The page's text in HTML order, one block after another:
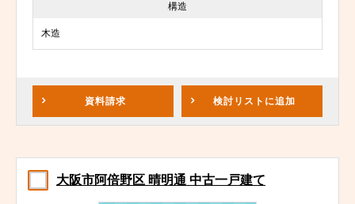
構造
木造
資料請求 検討リスト に追加
大阪市阿倍野区 晴明通 中古一戸建て